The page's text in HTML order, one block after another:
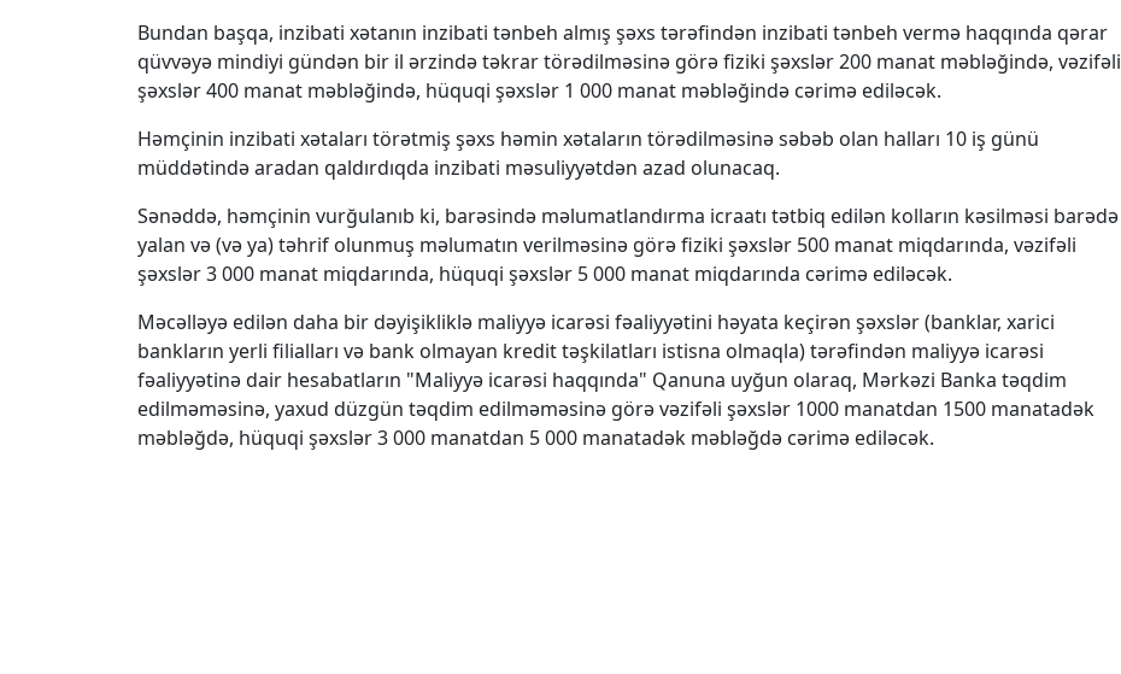
Bundan başqa, inzibati xətanın inzibati tənbeh almış şəxs tərəfindən inzibati tənbeh vermə haqqında qərar
qüvvəyə mindiyi gündən bir il ərzində təkrar törədilməsinə görə fiziki şəxslər 200 manat məbləğində, vəzifəli
şəxslər 400 manat məbləğində, hüquqi şəxslər 1 000 manat məbləğində cərimə ediləcək.
Həmçinin inzibati xətaları törətmiş şəxs həmin xətaların törədilməsinə səbəb olan halları 10 iş günü
müddətində aradan qaldırdıqda inzibati məsuliyyətdən azad olunacaq.
Sənəddə, həmçinin vurğulanıb ki, barəsində məlumatlandırma icraatı tətbiq edilən kolların kəsilməsi barədə
yalan və (və ya) təhrif olunmuş məlumatın verilməsinə görə fiziki şəxslər 500 manat miqdarında, vəzifəli
şəxslər 3 000 manat miqdarında, hüquqi şəxslər 5 000 manat miqdarında cərimə ediləcək.
Məcəlləyə edilən daha bir dəyişikliklə maliyyə icarəsi fəaliyyətini həyata keçirən şəxslər (banklar, xarici
bankların yerli filialları və bank olmayan kredit təşkilatları istisna olmaqla) tərəfindən maliyyə icarəsi
fəaliyyətinə dair hesabatların "Maliyyə icarəsi haqqında" Qanuna uyğun olaraq, Mərkəzi Banka təqdim
edilməməsinə, yaxud düzgün təqdim edilməməsinə görə vəzifəli şəxslər 1000 manatdan 1500 manatadək
məbləğdə, hüquqi şəxslər 3 000 manatdan 5 000 manatadək məbləğdə cərimə ediləcək.